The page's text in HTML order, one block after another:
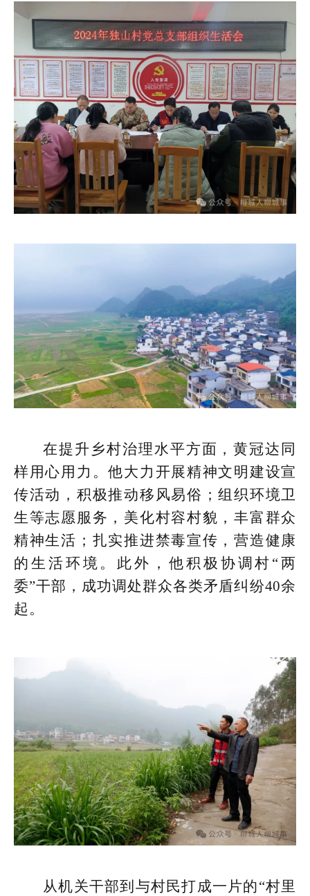
在提升乡村治理水平方面，黄冠达同
样用心用力。他大力开展精神文明建设宣
传活动，积极推动移风易俗；组织环境卫
生等志愿服务，美化村容村貌，丰富群众
精神生活；扎实推进禁毒宣传，营造健康
的生活环境。此外，他积极协调村“两
委”干部，成功调处群众各类矛盾纠纷40余
起。
从机关干部到与村民打成一片的“村里